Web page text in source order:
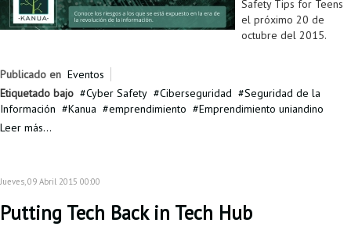
Safety Tips for Teens
el próximo 20 de
octubre del 2015.
Publicado en Eventos
Etiquetado bajo
Cyber Safety Ciberseguridad
Seguridad de la
Información
Kanua emprendimiento
Emprendimiento uniandino
Leer más...
Jueves, 09 Abril 2015 00:00
Putting Tech Back in Tech Hub
Proyecto de grado
Reintegro
Retiro voluntario
Transferencia